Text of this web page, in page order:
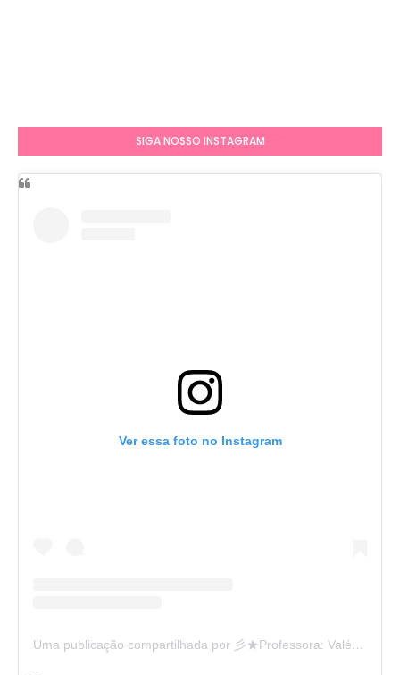
SIGA NOSSO INSTAGRAM
Ver essa foto no Instagram
Uma publicação compartilhada por 彡★Professora: Valéria·.¸¸.· (@ensinandocomcarinho)